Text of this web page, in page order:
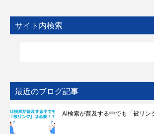
サイト内検索
最近のブログ記事
AI検索が普及する中でも「被リン